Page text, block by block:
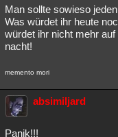
Besucht
Lesenswert
Man sollte sowieso
Was würdet ihr heute
würdet ihr nicht mehr
nacht!
memento mori
absimiljard
Panik!!!